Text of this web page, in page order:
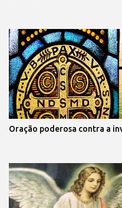
Oração poderosa contra a